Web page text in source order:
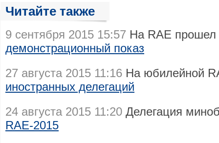
Читайте также
9 сентября 2015 15:57 На RAE
демонстрационный показ
27 августа 2015 11:16 На юбилейной
иностранных делегаций
24 августа 2015 11:20 Делегация
RAE-2015